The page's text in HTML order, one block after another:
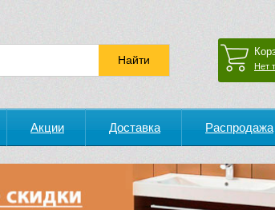
Нет
Акции Доставка Распродажа